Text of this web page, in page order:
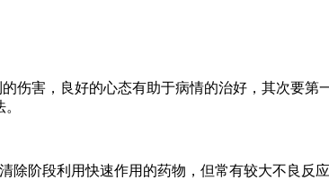
伤害，良好的心态有助于病情的治好，其次要
阶段利用快速作用的药物，但常有较大不良反